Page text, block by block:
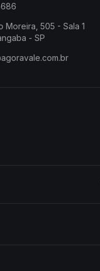
Moreira, 505 - Sala 1
- SP